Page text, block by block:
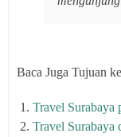
Baca Juga Tujuan
Travel Surabaya
Travel Surabaya